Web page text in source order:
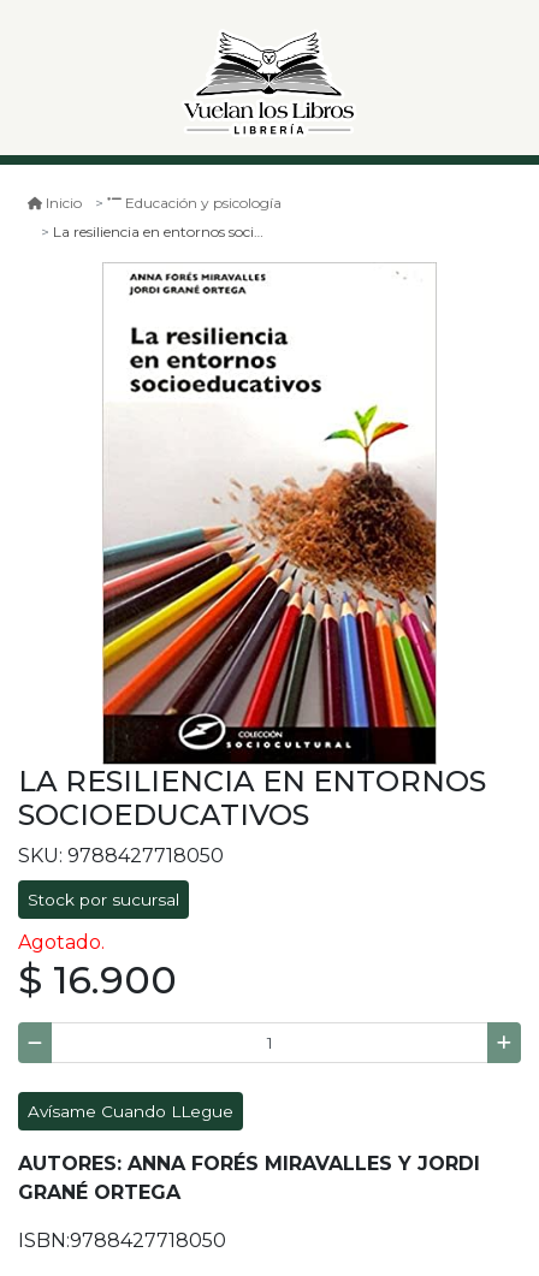
Inicio
Educación y psicología
La resiliencia en entornos socioeducativos
LA RESILIENCIA EN ENTORNOS
SOCIOEDUCATIVOS
SKU: 9788427718050
Stock por sucursal
Agotado.
$ 16.900
Avísame Cuando LLegue
AUTORES: ANNA FORÉS MIRAVALLES Y JORDI
GRANÉ ORTEGA
ISBN:9788427718050